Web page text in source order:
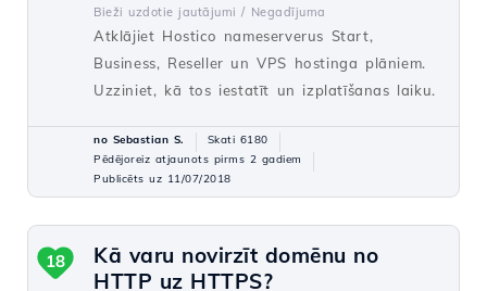
Bieži uzdotie jautājumi / Negadījuma
Atklājiet Hostico nameserverus Start,
Business, Reseller un VPS hostinga plāniem.
Uzziniet, kā tos iestatīt un izplatīšanas laiku.
no Sebastian S.
Skati 6180
Pēdējoreiz atjaunots pirms 2 gadiem
Publicēts uz 11/07/2018
Kā varu novirzīt domēnu no
HTTP uz HTTPS?
18